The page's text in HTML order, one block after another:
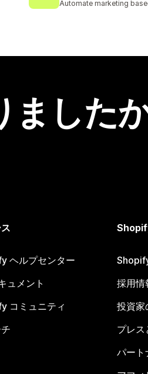
Automate marketing
した
ヘルプセンター
ュメント
コミュニティ
採用情
投資家
プレス
パート